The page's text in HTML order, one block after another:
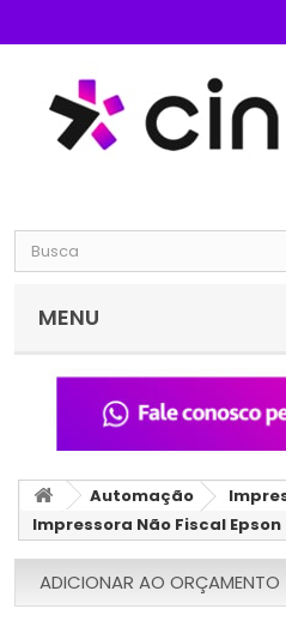
MENU
Automação
Impressora Não Fiscal
ADICIONAR AO ORÇAMENTO